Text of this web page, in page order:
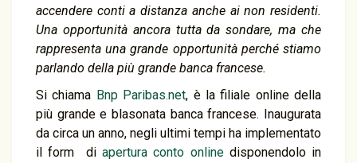
accendere conti a distanza anche ai non residenti.
Una opportunità ancora tutta da sondare, ma che
rappresenta una grande opportunità perché stiamo
parlando della più grande banca francese.
Si chiama Bnp Paribas.net, è la filiale online della
più grande e blasonata banca francese. Inaugurata
da circa un anno, negli ultimi tempi ha implementato
il form di apertura conto onlinedisponendolo in